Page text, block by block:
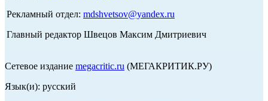
Рекламный отдел: mdshvetsov@yandex.ru
Главный редактор Швецов Максим Дмитриевич
Сетевое издание megacritic.ru (МЕГАКРИТИК.РУ)
Язык(и): русский